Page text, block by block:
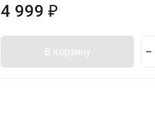
4 999₽
В корзину